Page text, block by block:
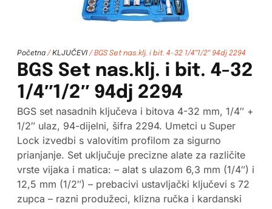
Početna/ KLJUČEVI/ BGS Set nas.klj. i bit. 4-32 1/4″1/2″ 94dj 2294
BGS Set nas.klj. i bit. 4-32
1/4″1/2″ 94dj 2294
BGS set nasadnih ključeva i bitova 4-32 mm, 1/4″ +
1/2″ ulaz, 94-dijelni, šifra 2294. Umetci u Super
Lock izvedbi s valovitim profilom za sigurno
prianjanje. Set uključuje precizne alate za različite
vrste vijaka i matica: – alat s ulazom 6,3 mm (1/4″) i
12,5 mm (1/2″) – prebacivi ustavljački ključevi s 72
zupca – razni produžeci, klizna ručka i kardanski